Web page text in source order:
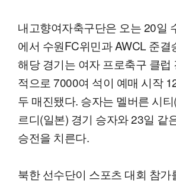
내고향여자축구단은 오는 20일
에서 수원FC위민과 AWCL 준결
해당 경기는 여자 프로축구 클럽
적으로 7000여 석이 예매 시작
두 매진됐다. 승자는 멜버른 시
르디(일본) 경기 승자와 23일 같
승전을 치른다.
북한 선수단이 스포츠 대회 참가